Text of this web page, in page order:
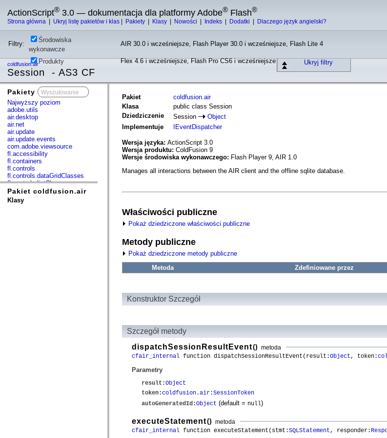
ActionScript® 3.0 — dokumentacja dla platformy Adobe® Flash®
Strona główna Ukryj listę pakietów i klas Pakiety Klasy Nowości Indeks Dodatki Dlaczego język angielski?
Filtry:
Środowiska
wykonawcze
AIR 30.0 i wcześniejsze, Flash Player 30.0 i wcześniejsze, Flash Lite 4
Produkty Flex 4.6 i wcześniejsze, Flash Pro CS6 i wcześniejsze Ukryj filtry
coldfusion.air
Session - AS3 CF
Pakiety
Najwyższy poziom
adobe.utils
air.desktop
air.net
air.update
air.update.events
com.adobe.viewsource
fl.accessibility
fl.containers
fl.controls
fl.controls.dataGridClasses
fl.controls.listClasses
fl.controls.progressBarClasses
fl.core
fl.data
Pakiet coldfusion.air
Klasy
Pakiet
coldfusion.air
Klasa
public class Session
Dziedziczenie
Session
Object
Implementuje
IEventDispatcher
Wersja języka: ActionScript 3.0
Wersja produktu: ColdFusion 9
Wersje środowiska wykonawczego: Flash Player 9, AIR 1.0
Manages all interactions between the AIR client and the offline sqlite database.
Właściwości publiczne
Pokaż dziedziczone właściwości publiczne
Metody publiczne
Pokaż dziedziczone metody publiczne
Metoda
Zdefiniowane przez
Konstruktor Szczegół
Szczegół metody
dispatchSessionResultEvent() metoda
cfair_internal function dispatchSessionResultEvent(result:Object , token:
Parametry
result :Object
token:coldfusion.air:SessionToken
autoGeneratedId :Object (default = null)
executeStatement() metoda
cfair_internal function executeStatement(stmt:SQLStatement , responder: